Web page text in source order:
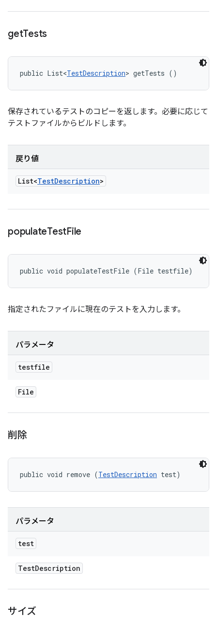
getTests
public List<TestDescription> getTests ()
保存されているテストのコピーを返します。必要に応じて
テストファイルからビルドします。
戻り値
List<TestDescription>
populateTestFile
public void populateTestFile (File testfile)
指定されたファイルに現在のテストを入力します。
パラメータ
testfile
File
削除
public void remove (TestDescription test)
パラメータ
test
TestDescription
サイズ